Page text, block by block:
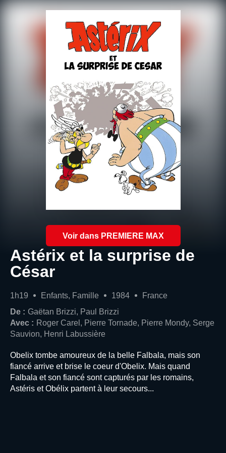
Voir dans PREMIERE MAX
Astérix et la surprise de
César
1h19 Enfants, Famille 1984
France
De : Gaëtan Brizzi, Paul Brizzi
Avec : Roger Carel, Pierre Tornade, Pierre Mondy, Serge
Sauvion, Henri Labussière
Obelix tombe amoureux de la belle Falbala, mais son
fiancé arrive et brise le coeur d'Obelix. Mais quand
Falbala et son fiancé sont capturés par les romains,
Astéris et Obélix partent à leur secours...